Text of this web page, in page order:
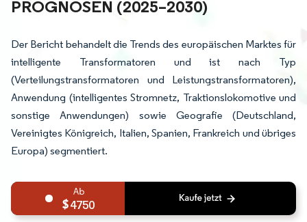
ROGNOSEN (2025–2030)
Der Bericht behandelt die Trends des europäischen Marktes für
intelligente Transformatoren und ist nach Typ
(Verteilungstransformatoren und Leistungstransformatoren),
Anwendung (intelligentes Stromnetz, Traktionslokomotive und
sonstige Anwendungen) sowie Geografie (Deutschland,
Vereinigtes Königreich, Italien, Spanien, Frankreich und übriges
Europa) segmentiert.
4750